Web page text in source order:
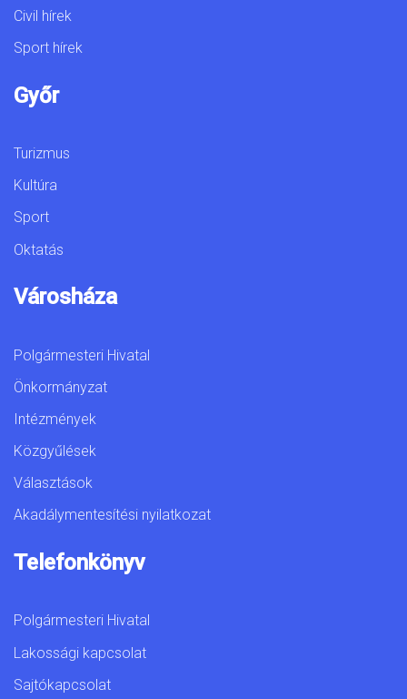
Civil hírek
Sport hírek
Győr
Turizmus
Kultúra
Sport
Oktatás
Városháza
Polgármesteri Hivatal
Önkormányzat
Intézmények
Közgyűlések
Választások
Akadálymentesítési nyilatkozat
Telefonkönyv
Polgármesteri Hivatal
Lakossági kapcsolat
Sajtókapcsolat